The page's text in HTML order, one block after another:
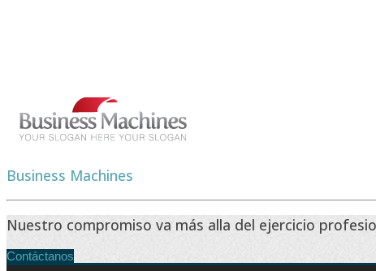
Business Machines
Nuestro compromiso va más alla del ejercicio
Contáctanos